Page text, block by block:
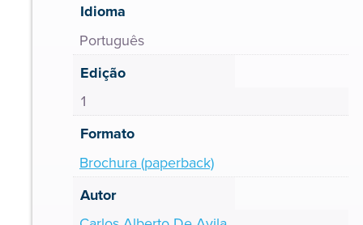
Idioma
Português
Edição
1
Formato
Brochura (paperback)
Autor